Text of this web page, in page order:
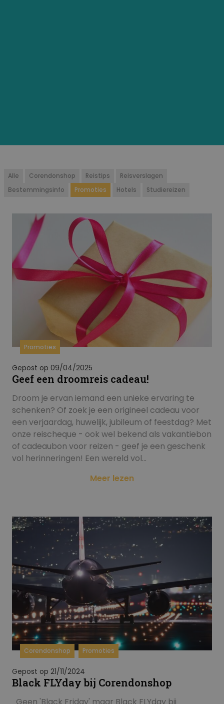
Alle Corendonshop Reistips
Reisverslagen
Bestemmingsinfo
Promoties Hotels Studiereizen
Promoties
Gepost op 09/04/2025
Geef een droomreis cadeau!
Droom je ervan iemand een unieke ervaring te
schenken? Of zoek je een origineel cadeau voor
een verjaardag, huwelijk, jubileum of feestdag? Met
onze reischeque - ook wel bekend als vakantiebon
of cadeaubon voor reizen - geef je een geschenk
vol herinneringen! Een wereld vol…
Meer lezen
Corendonshop Promoties
Gepost op 21/11/2024
Black FLYday bij Corendonshop